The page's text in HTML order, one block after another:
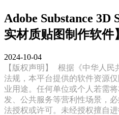
Adobe Substance 3D
实材质贴图制作软件
2024-10-04
【版权声明】
根据《中华人民
法规，本平台提供的软件资源
业用途。任何单位或个人若需
发、公共服务等营利性场景，
法授权或许可。未经授权擅自